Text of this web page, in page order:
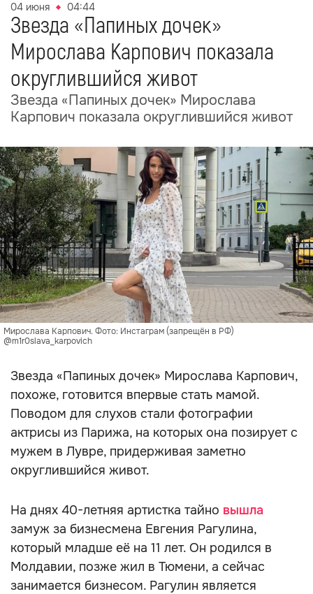
04 июня 04:44
Звезда «Папиных дочек»
Мирослава Карпович показала
округлившийся живот
Звезда «Папиных дочек» Мирослава
Карпович показала округлившийся живот
Мирослава Карпович. Фото: Инстаграм (запрещён в РФ)
@m1r0slava_karpovich
Звезда «Папиных дочек» Мирослава Карпович,
похоже, готовится впервые стать мамой.
Поводом для слухов стали фотографии
актрисы из Парижа, на которых она позирует с
мужем в Лувре, придерживая заметно
округлившийся живот.
На днях 40-летняя артистка тайно вышла
замуж за бизнесмена Евгения Рагулина,
который младше её на 11 лет. Он родился в
Молдавии, позже жил в Тюмени, а сейчас
занимается бизнесом. Рагулин является